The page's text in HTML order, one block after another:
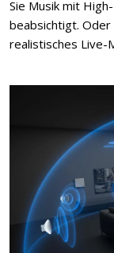
Sie Musik mit
beabsichtigt. Oder
realistisches Live-